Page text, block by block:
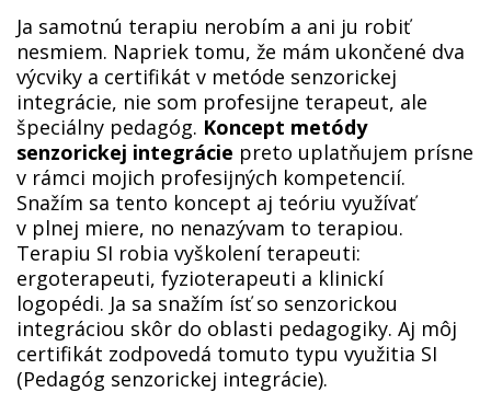
Ja samotnú terapiu nerobím a ani ju robiť
nesmiem. Napriek tomu, že mám ukončené dva
výcviky a certifikát v metóde senzorickej
integrácie, nie som profesijne terapeut, ale
špeciálny pedagóg. Koncept metódy
senzorickej integrácie preto uplatňujem prísne
v rámci mojich profesijných kompetencií.
Snažím sa tento koncept aj teóriu využívať
v plnej miere, no nenazývam to terapiou.
Terapiu SI robia vyškolení terapeuti:
ergoterapeuti, fyzioterapeuti a klinickí
logopédi. Ja sa snažím ísť so senzorickou
integráciou skôr do oblasti pedagogiky. Aj môj
certifikát zodpovedá tomuto typu využitia SI
(Pedagóg senzorickej integrácie).